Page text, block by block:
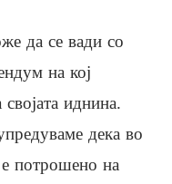
да се вади сo
на кој
иднина.
дека во
потрошено на